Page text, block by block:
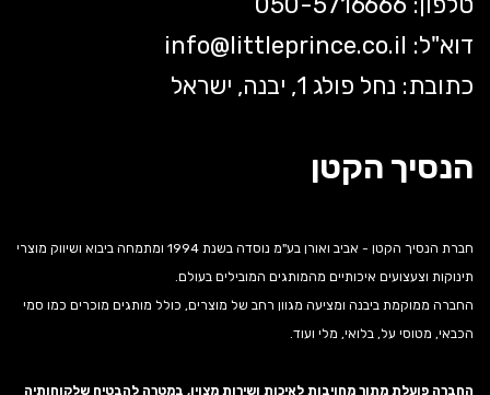
דוא"ל:
info@littleprince.co.il
כתובת: נחל פולג 1, יבנה, ישראל
הנסיך הקטן
חברת הנסיך הקטן - אביב ואורן בע"מ נוסדה בשנת 1994 ומתמחה ביבוא ושיווק מוצרי
תינוקות וצעצועים איכותיים מהמותגים המובילים בעולם.
החברה ממוקמת ביבנה ומציעה מגוון רחב של מוצרים, כולל מותגים מוכרים כמו סמי
הכבאי, מטוסי על, בלואי, מלי ועוד.
החברה פועלת מתוך מחויבות לאיכות ושירות מצוין, במטרה להבטיח שלקוחותיה